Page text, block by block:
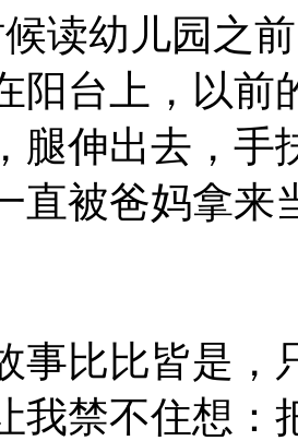
读幼儿园之
阳台上，以前
腿伸出去，手
直被爸妈拿来
事比比皆是，
我禁不住想：